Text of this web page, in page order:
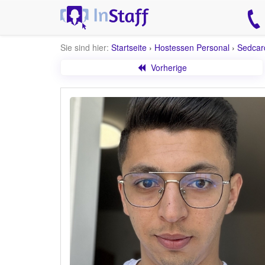
Sie sind hier: Startseite › Hostessen Personal ›
Vorherige